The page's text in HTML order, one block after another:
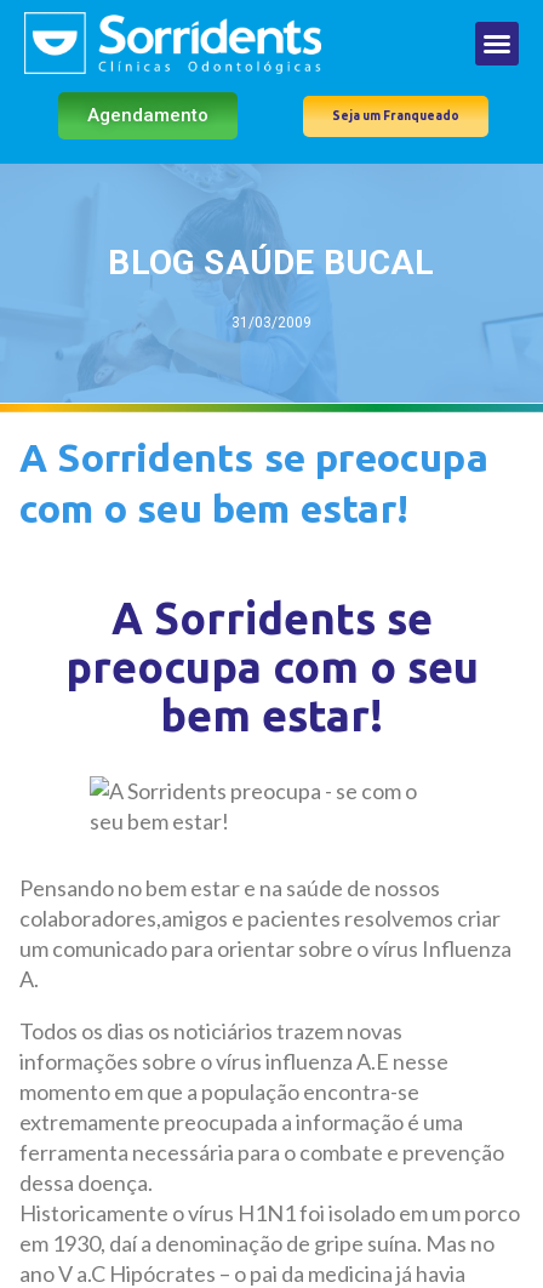
Agendamento Seja um Franqueado
BLOG SAÚDE BUCAL
31/03/2009
A Sorridents se preocupa
com o seu bem estar!
A Sorridents se
preocupa com o seu
bem estar!
Pensando no bem estar e na saúde de nossos
colaboradores,amigos e pacientes resolvemos criar
um comunicado para orientar sobre o vírus Influenza
A.
Todos os dias os noticiários trazem novas
informações sobre o vírus influenza A.E nesse
momento em que a população encontra-se
extremamente preocupada a informação é uma
ferramenta necessária para o combate e prevenção
dessa doença.
Historicamente o vírus H1N1 foi isolado em um porco
em 1930, daí a denominação de gripe suína. Mas no
ano V a.C Hipócrates – o pai da medicina já havia